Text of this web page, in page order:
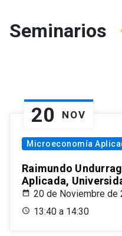
Seminarios
20 NOV
Microeconomía
Raimundo
Aplicada,
20 de Noviembre de
13:40 a 14:30